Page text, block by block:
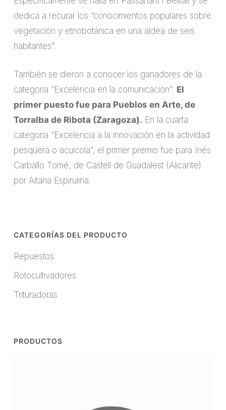
dedica a recurar los “conocimientos populares sobre
vegetación y etnobotánica en una aldea de seis
habitantes”.
También se dieron a conocer los ganadores de la
categoría “Excelencia en la comunicación”. El
primer puesto fue para Pueblos en Arte, de
Torralba de Ribota (Zaragoza). En la cuarta
categoría “Excelencia a la innovación en la actividad
pesquera o acuícola”, el primer premio fue para Inés
Carballo Tomé, de Castell de Guadalest (Alicante)
por Aitana Espirulina.
CATEGORÍAS DEL PRODUCTO
Repuestos
Rotocultivadores
Trituradoras
PRODUCTOS